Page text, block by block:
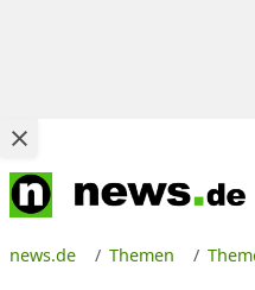
news.de Themen